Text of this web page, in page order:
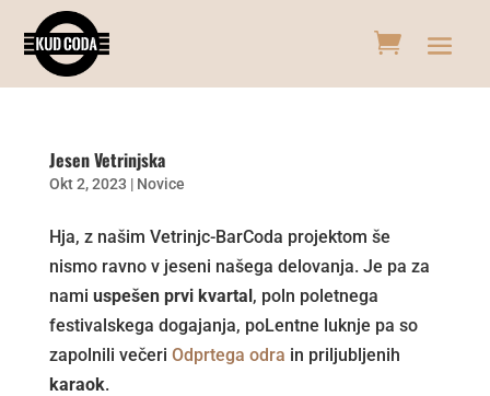
Jesen Vetrinjska
Okt 2, 2023 | Novice
Hja, z našim Vetrinjc-BarCoda projektom še
nismo ravno v jeseni našega delovanja. Je pa za
nami uspešen prvi kvartal, poln poletnega
festivalskega dogajanja, poLentne luknje pa so
zapolnili večeri Odprtega odra in priljubljenih
karaok.